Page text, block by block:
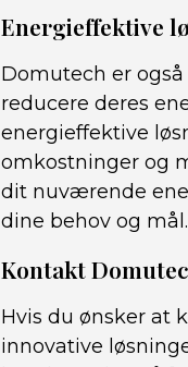
Energieffektive
Domutech er
reducere deres
energieffektive
omkostninger og
dit nuværende
dine behov og mål.
Kontakt
Hvis du ønsker at
innovative